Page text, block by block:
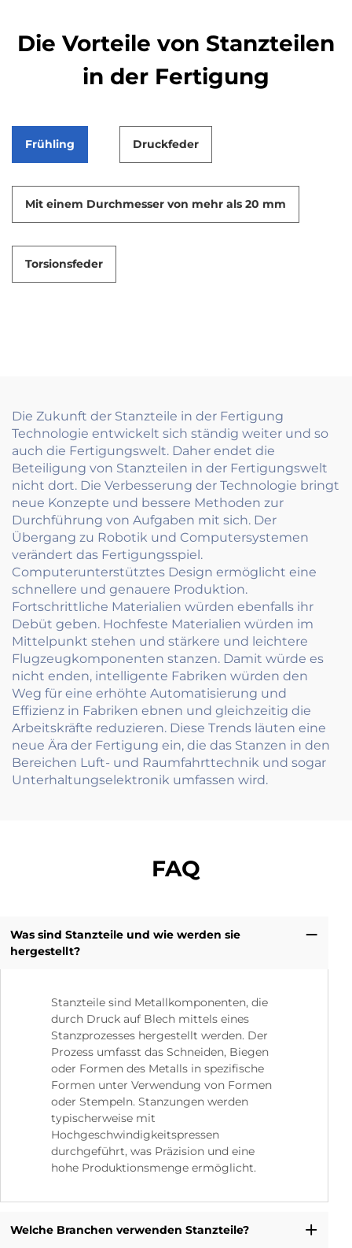
Die Vorteile von Stanzteilen
in der Fertigung
Frühling Druckfeder
Mit einem Durchmesser von mehr als 20 mm
Torsionsfeder
Die Zukunft der Stanzteile in der Fertigung
Technologie entwickelt sich ständig weiter und so
auch die Fertigungswelt. Daher endet die
Beteiligung von Stanzteilen in der Fertigungswelt
nicht dort. Die Verbesserung der Technologie bringt
neue Konzepte und bessere Methoden zur
Durchführung von Aufgaben mit sich. Der
Übergang zu Robotik und Computersystemen
verändert das Fertigungsspiel.
Computerunterstütztes Design ermöglicht eine
schnellere und genauere Produktion.
Fortschrittliche Materialien würden ebenfalls ihr
Debüt geben. Hochfeste Materialien würden im
Mittelpunkt stehen und stärkere und leichtere
Flugzeugkomponenten stanzen. Damit würde es
nicht enden, intelligente Fabriken würden den
Weg für eine erhöhte Automatisierung und
Effizienz in Fabriken ebnen und gleichzeitig die
Arbeitskräfte reduzieren. Diese Trends läuten eine
neue Ära der Fertigung ein, die das Stanzen in den
Bereichen Luft- und Raumfahrttechnik und sogar
Unterhaltungselektronik umfassen wird.
FAQ
Was sind Stanzteile und wie werden sie
hergestellt?
Stanzteile sind Metallkomponenten, die
durch Druck auf Blech mittels eines
Stanzprozesses hergestellt werden. Der
Prozess umfasst das Schneiden, Biegen
oder Formen des Metalls in spezifische
Formen unter Verwendung von Formen
oder Stempeln. Stanzungen werden
typischerweise mit
Hochgeschwindigkeitspressen
durchgeführt, was Präzision und eine
hohe Produktionsmenge ermöglicht.
Welche Branchen verwenden Stanzteile?